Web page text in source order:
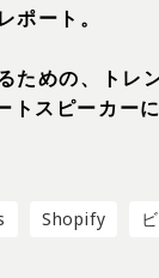
ポート。
ための、トレ
トスピーカー
Shopify